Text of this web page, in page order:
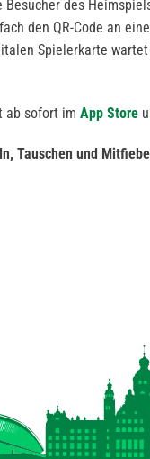
Besucher des
den QR-Code an
Spielerkarte
ab sofort im App Store
Tauschen und